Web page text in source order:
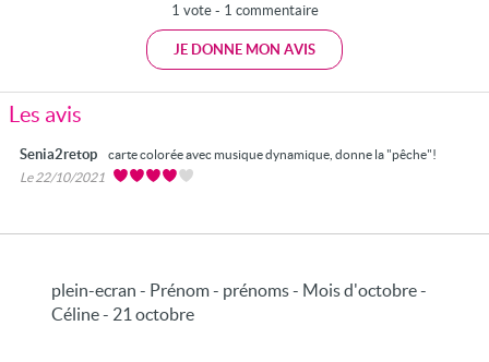
1 vote - 1 commentaire
JE DONNE MON AVIS
Les avis
Senia2retop
carte colorée avec musique dynamique, donne la "pêche"!
Le 22/10/2021
plein-ecran - Prénom - prénoms - Mois d'octobre -
Céline - 21 octobre